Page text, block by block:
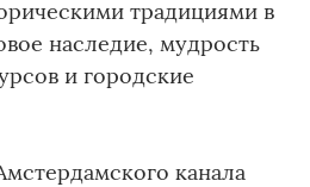
традициями в
наследие, мудрость
и городские
канала